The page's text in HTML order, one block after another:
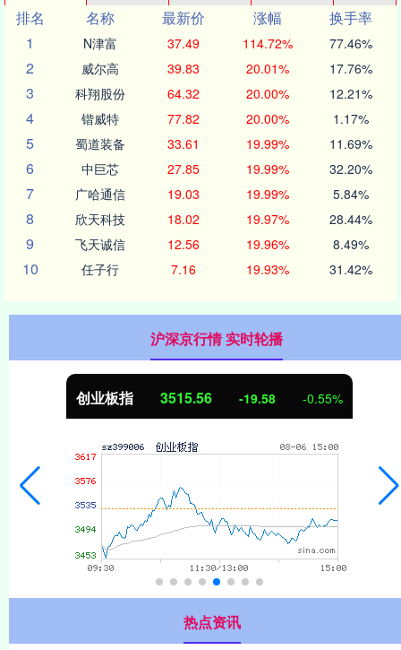
排名
名称 最新价 涨幅
换手率
1
N津富 37.49 114.72% 77.46%
2 威尔高 39.83 20.01% 17.76%
3 科翔股份 64.32 20.00% 12.21%
4 锴威特 77.82 20.00% 1.17%
5 蜀道装备 33.61 19.99% 11.69%
6 中巨芯 27.85 19.99% 32.20%
7 广哈通信 19.03 19.99% 5.84%
8 欣天科技 18.02 19.97% 28.44%
9 飞天诚信 12.56 19.96% 8.49%
10 任子行 7.16 19.93% 31.42%
沪深京行情 实时轮播
创业板指 3515.56 -19.58 -0.55%
热点资讯